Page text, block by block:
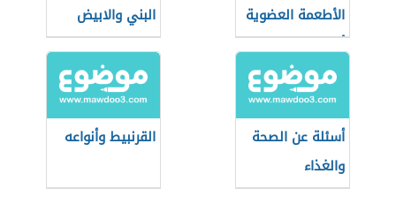
الأطعمة العضوية
أثناء التسوق؟
البني والابيض
أسئلة عن الصحة
والغذاء
القرنبيط وأنواعه